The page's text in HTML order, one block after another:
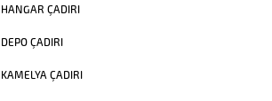
HANGAR ÇADIRI
DEPO ÇADIRI
KAMELYA ÇADIRI